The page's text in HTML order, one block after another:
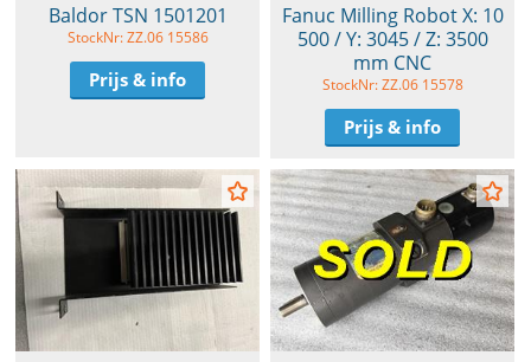
Baldor TSN 1501201
StockNr: ZZ.06 15586
Prijs & info
Fanuc Milling Robot X: 10
500 / Y: 3045 / Z: 3500
mm CNC
StockNr: ZZ.06 15578
Prijs & info